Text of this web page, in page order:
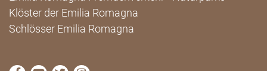
Klöster der Emilia Romagna
Schlösser Emilia Romagna